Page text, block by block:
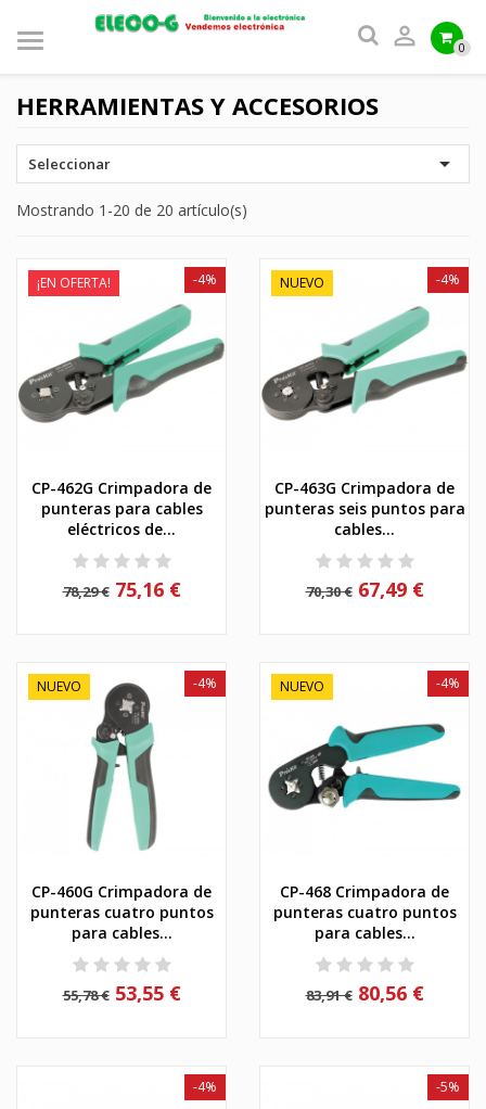
 0
HERRAMIENTAS Y ACCESORIOS
Seleccionar 
Mostrando 1-20 de 20 artículo(s)
¡EN OFERTA!
CP-462G Crimpadora de
punteras para cables
eléctricos de...
78,29 €
-4%
75,16 €
NUEVO
CP-463G Crimpadora de
punteras seis puntos para
cables...
70,30 €
-4%
67,49 €
NUEVO
CP-460G Crimpadora de
punteras cuatro puntos
para cables...
55,78 €
-4%
53,55 €
NUEVO
CP-468 Crimpadora de
punteras cuatro puntos
para cables...
83,91 €
-4%
80,56 €
-4% -5%